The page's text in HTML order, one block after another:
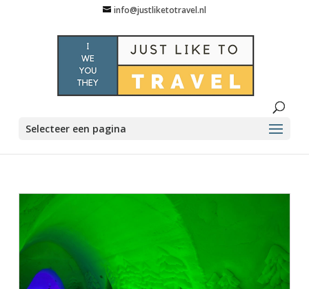
info@justliketotravel.nl
Selecteer een pagina